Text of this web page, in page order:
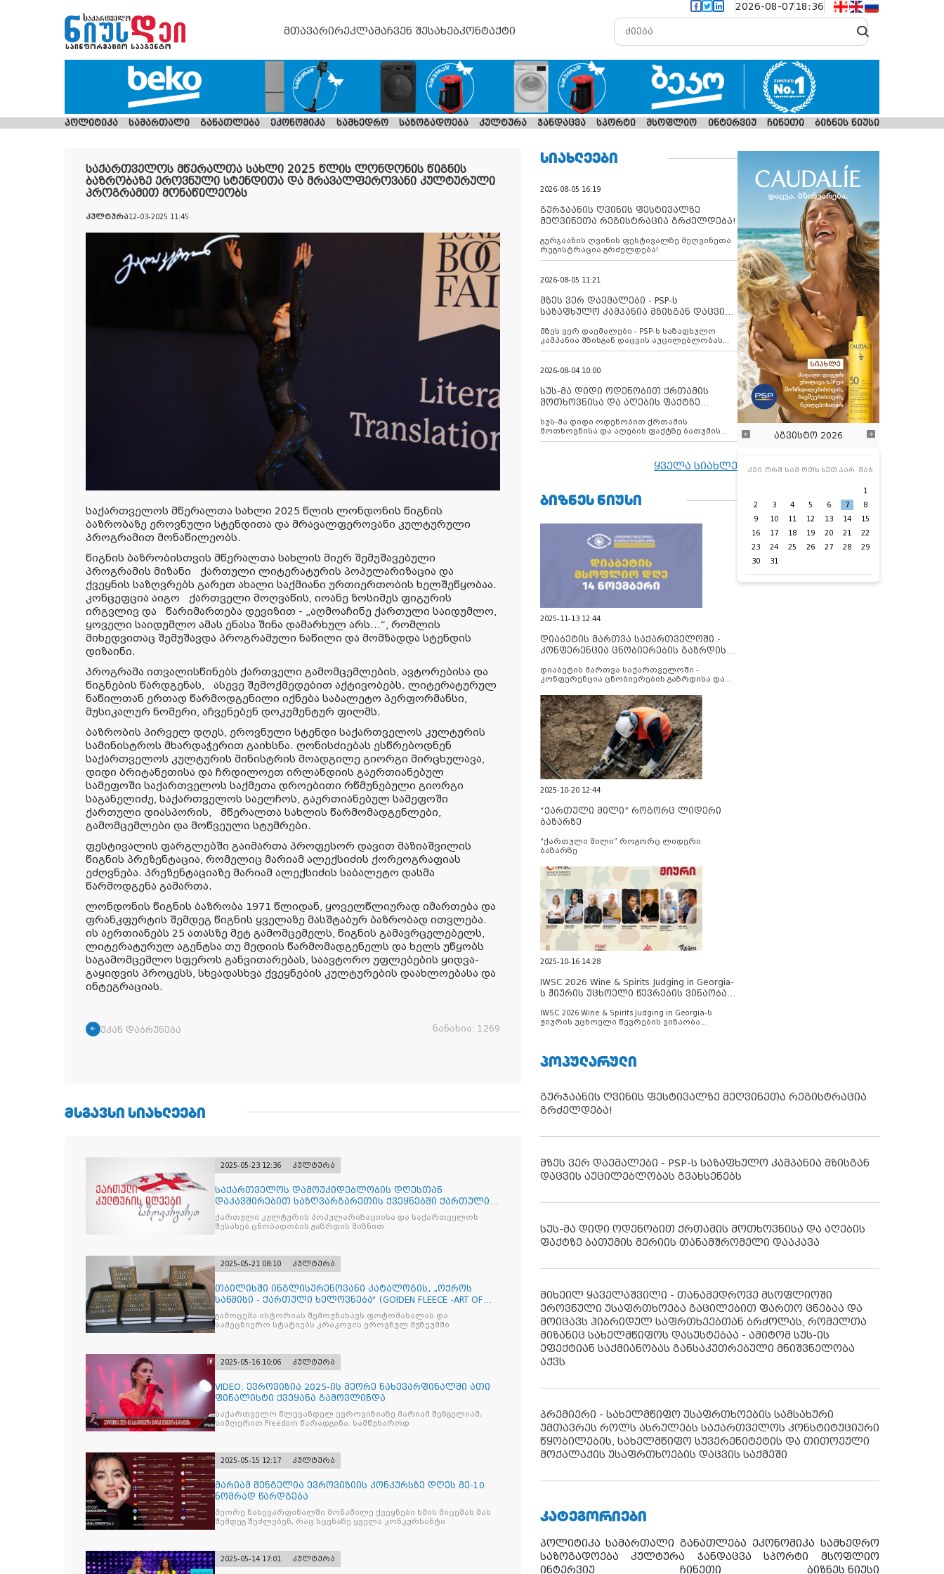
2026-08-07 18:36
მთავარირეკლამაჩვენ შესახებკონტაქტი
პოლიტიკა სამართალი განათლება ეკონომიკა სამხედრო საზოგადოება კულტურა ჯანდაცვა სპორტი მსოფლიო ინტერვიუ ჩინეთი ბიზნეს ნიუსი
საქართველოს მწერალთა სახლი 2025 წლის ლონდონის წიგნის
ბაზრობაზე ეროვნული სტენდითა და მრავალფეროვანი კულტურული
პროგრამით მონაწილეობს
კულტურა12-03-2025 11:45
საქართველოს მწერალთა სახლი 2025 წლის ლონდონის წიგნის
ბაზრობაზე ეროვნული სტენდითა და მრავალფეროვანი კულტურული
პროგრამით მონაწილეობს.
წიგნის ბაზრობისთვის მწერალთა სახლის მიერ შემუშავებული
პროგრამის მიზანი ქართული ლიტერატურის პოპულარიზაცია და
ქვეყნის საზღვრებს გარეთ ახალი საქმიანი ურთიერთობის ხელშეწყობაა.
კონცეფცია აიგო ქართველი მოღვაწის, იოანე ზოსიმეს ფიგურის
ირგვლივ და წარიმართება დევიზით - „აღმოაჩინე ქართული საიდუმლო,
ყოველი საიდუმლო ამას ენასა შინა დამარხულ არს...“, რომლის
მიხედვითაც შემუშავდა პროგრამული ნაწილი და მომზადდა სტენდის
დიზაინი.
პროგრამა ითვალისწინებს ქართველი გამომცემლების, ავტორებისა და
წიგნების წარდგენას, ასევე შემოქმედებით აქტივობებს. ლიტერატურულ
ნაწილთან ერთად წარმოდგენილი იქნება საბალეტო პერფორმანსი,
მუსიკალურ ნომერი, აჩვენებენ დოკუმენტურ ფილმს.
ბაზრობის პირველ დღეს, ეროვნული სტენდი საქართველოს კულტურის
სამინისტროს მხარდაჭერით გაიხსნა. ღონისძიებას ესწრებოდნენ
საქართველოს კულტურის მინისტრის მოადგილე გიორგი მირცხულავა,
დიდი ბრიტანეთისა და ჩრდილოეთ ირლანდიის გაერთიანებულ
სამეფოში საქართველოს საქმეთა დროებითი რწმუნებული გიორგი
საგანელიძე, საქართველოს საელჩოს, გაერთიანებულ სამეფოში
ქართული დიასპორის, მწერალთა სახლის წარმომადგენლები,
გამომცემლები და მოწვეული სტუმრები.
ფესტივალის ფარგლებში გაიმართა პროფესორ დავით მაზიაშვილის
წიგნის პრეზენტაცია, რომელიც მარიამ ალექსიძის ქორეოგრაფიას
ეძღვნება. პრეზენტაციაზე მარიამ ალექსიძის საბალეტო დასმა
წარმოდგენა გამართა.
ლონდონის წიგნის ბაზრობა 1971 წლიდან, ყოველწლიურად იმართება და
ფრანკფურტის შემდეგ წიგნის ყველაზე მასშტაბურ ბაზრობად ითვლება.
ის აერთიანებს 25 ათასზე მეტ გამომცემელს, წიგნის გამავრცელებელს,
ლიტერატურულ აგენტსა თუ მედიის წარმომადგენელს და ხელს უწყობს
საგამომცემლო სფეროს განვითარებას, საავტორო უფლებების ყიდვა-
გაყიდვის პროცესს, სხვადასხვა ქვეყნების კულტურების დაახლოებასა და
ინტეგრაციას.
უკან დაბრუნება ნანახია: 1269
ᲛᲡᲒᲐᲕᲡᲘ ᲡᲘᲐᲮᲚᲔᲔᲑᲘ
2025-05-23 12:36 კულტურა
საქართველოს დამოუკიდებლობის დღესთან
დაკავშირებით საზღვარგარეთის ქვეყნებში ქართული
კულტურის დღეები აღ
ქართული კულტურის პოპულარიზაციისა და საქართველოს
შესახებ ცნობადობის გაზრდის მიზნით
2025-05-21 08:10 კულტურა
თბილისში ინგლისურენოვანი კატალოგის, „ოქროს
საწმისი - ქართული ხელოვნება“ (GOlDEN FLEECE -ART OF
GEORG
გამოცემა ისტორიას შემოუნახავს ფოტომასალას და
სამეცნიერო სტატიებს კრაკოვის ეროვნულ მუზეუმში
2025-05-16 10:06 კულტურა
VIDEO: ევროვიზია 2025-ის მეორე ნახევარფინალში ათი
ფინალისტი ქვეყანა გამოვლინდა
საქართველო წლევანდელ ევროვიზიაზე მარიამ შენგელიამ,
სიმღერით Freedom წარადგინა. სამწუხაროდ
2025-05-15 12:17 კულტურა
მარიამ შენგელია ევროვიზიის კონკურსზე დღეს მე-10
ნომრად წარდგება
მეორე ნახევარფინალში მონაწილე ქვეყნები ხმის მიცემას მას
შემდეგ შეძლებენ, რაც სცენაზე ყველა კონკურსანტი
2025-05-14 17:01 კულტურა
ᲡᲘᲐᲮᲚᲔᲔᲑᲘ
2026-08-05 16:19
გურჯაანის ღვინის ფესტივალზე
მეღვინეთა რეგისტრაცია გრძელდება!
გურჯაანის ღვინის ფესტივალზე მეღვინეთა
რეგისტრაცია გრძელდება!
2026-08-05 11:21
მზეს ვერ დაემალები - PSP-ს
საზაფხულო კამპანია მზისგან დაცვის
მზეს ვერ დაემალები - PSP-ს საზაფხულო
კამპანია მზისგან დაცვის აუცილებლობას
გვახსენებს
2026-08-04 10:00
სუს-მა დიდი ოდენობით ქრთამის
მოთხოვნისა და აღების ფაქტზე
დააკავა
სუს-მა დიდი ოდენობით ქრთამის
მოთხოვნისა და აღების ფაქტზე ბათუმის
მერიის თანამშრომელი დააკავა
ყველა სიახლე
ᲑᲘᲖᲜᲔᲡ ᲜᲘᲣᲡᲘ
2025-11-13 12:44
დიაბეტის მართვა საქართველოში -
კონფერენცია ცნობიერების გაზრდისა
დიაბეტის მართვა საქართველოში -
კონფერენცია ცნობიერების გაზრდისა და
2025-10-20 12:44
“ქართული მილი” როგორც ლიდერი
ბაზარზე
“ქართული მილი” როგორც ლიდერი
ბაზარზე
2025-10-16 14:28
IWSC 2026 Wine & Spirits Judging in Georgia-
ს ჟიურის უცხოელი წევრების ვინაობა
IWSC 2026 Wine & Spirits Judging in Georgia-ს
ჟიურის უცხოელი წევრების ვინაობა
აგვისტო 2026
კვი ორშ სამ ოთხ ხუთ პარ შაბ
1
2
3 4 5 6 7
8
9
10 11 12 13 14
15
16
17 18 19 20 21
22
23
24 25 26 27 28
29
30
31
ᲞᲝᲞᲣᲚᲐᲠᲣᲚᲘ
გურჯაანის ღვინის ფესტივალზე მეღვინეთა რეგისტრაცია
გრძელდება!
მზეს ვერ დაემალები - PSP-ს საზაფხულო კამპანია მზისგან
დაცვის აუცილებლობას გვახსენებს
სუს-მა დიდი ოდენობით ქრთამის მოთხოვნისა და აღების
ფაქტზე ბათუმის მერიის თანამშრომელი დააკავა
მიხეილ ყაველაშვილი - თანამედროვე მსოფლიოში
ეროვნული უსაფრთხოება გაცილებით ფართო ცნებაა და
მოიცავს ჰიბრიდულ საფრთხეებთან ბრძოლას, რომელთა
მიზანიც სახელმწიფოს დასუსტებაა - ამიტომ სუს-ის
ეფექტიან საქმიანობას განსაკუთრებული მნიშვნელობა
აქვს
პრემიერი - სახელმწიფო უსაფრთხოების სამსახური
უმთავრეს როლს ასრულებს საქართველოს კონსტიტუციური
წყობილების, სახელმწიფო სუვერენიტეტის და თითოეული
მოქალაქის უსაფრთხოების დაცვის საქმეში
ᲙᲐᲢᲔᲒᲝᲠᲘᲔᲑᲘ
პოლიტიკა სამართალი განათლება ეკონომიკა სამხედრო
საზოგადოება
კულტურა ჯანდაცვა სპორტი
მსოფლიო
ინტერვიუ
ჩინეთი ბიზნეს ნიუსი